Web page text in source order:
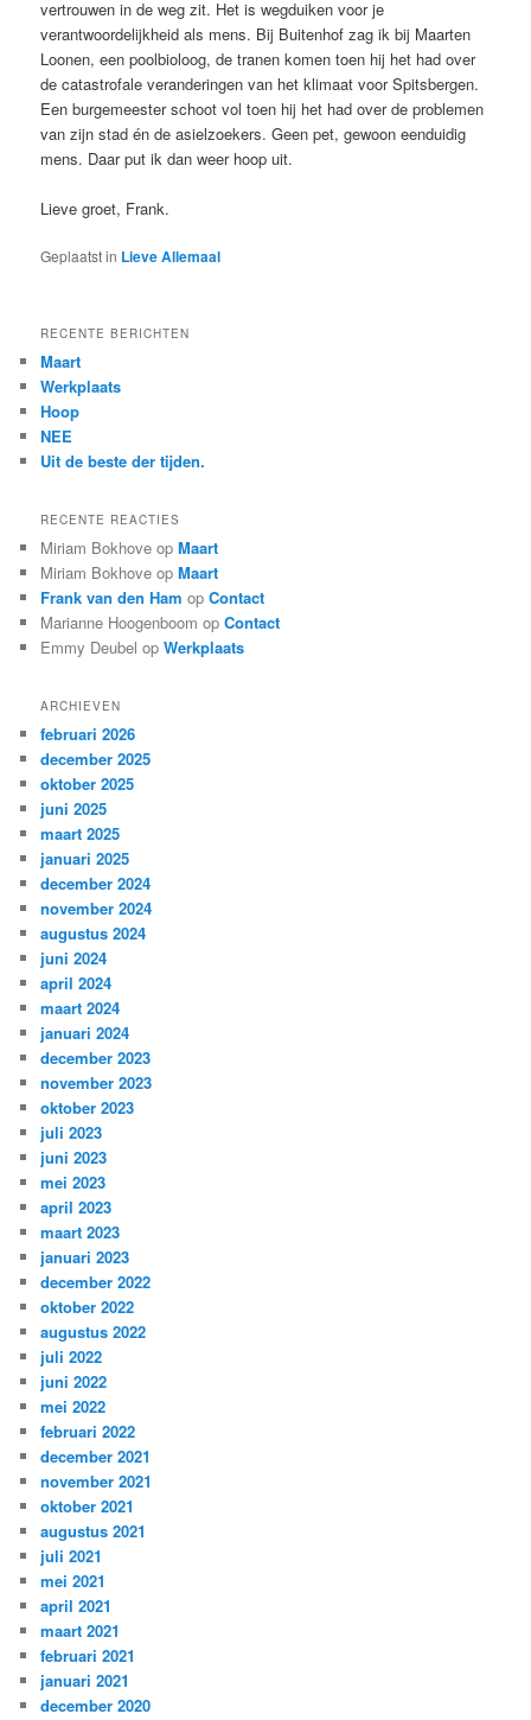
vertrouwen in de weg zit. Het is wegduiken voor je
verantwoordelijkheid als mens. Bij Buitenhof zag ik bij Maarten
Loonen, een poolbioloog, de tranen komen toen hij het had over
de catastrofale veranderingen van het klimaat voor Spitsbergen.
Een burgemeester schoot vol toen hij het had over de problemen
van zijn stad én de asielzoekers. Geen pet, gewoon eenduidig
mens. Daar put ik dan weer hoop uit.
Lieve groet, Frank.
Geplaatst in Lieve Allemaal
RECENTE BERICHTEN
Maart
Werkplaats
Hoop
NEE
Uit de beste der tijden.
RECENTE REACTIES
Miriam Bokhove opMaart
Miriam Bokhove opMaart
Frank van den Ham opContact
Marianne Hoogenboom opContact
Emmy Deubel opWerkplaats
ARCHIEVEN
februari 2026
december 2025
oktober 2025
juni 2025
maart 2025
januari 2025
december 2024
november 2024
augustus 2024
juni 2024
april 2024
maart 2024
januari 2024
december 2023
november 2023
oktober 2023
juli 2023
juni 2023
mei 2023
april 2023
maart 2023
januari 2023
december 2022
oktober 2022
augustus 2022
juli 2022
juni 2022
mei 2022
februari 2022
december 2021
november 2021
oktober 2021
augustus 2021
juli 2021
mei 2021
april 2021
maart 2021
februari 2021
januari 2021
december 2020